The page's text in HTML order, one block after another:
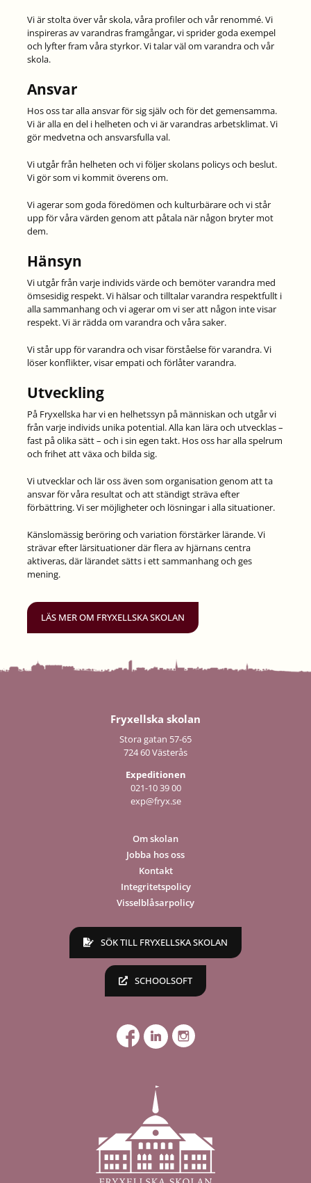
Vi är stolta över vår skola, våra profiler och vår renommé. Vi
inspireras av varandras framgångar, vi sprider goda exempel
och lyfter fram våra styrkor. Vi talar väl om varandra och vår
skola.
Ansvar
Hos oss tar alla ansvar för sig själv och för det gemensamma.
Vi är alla en del i helheten och vi är varandras arbetsklimat. Vi
gör medvetna och ansvarsfulla val.
Vi utgår från helheten och vi följer skolans policys och beslut.
Vi gör som vi kommit överens om.
Vi agerar som goda föredömen och kulturbärare och vi står
upp för våra värden genom att påtala när någon bryter mot
dem.
Hänsyn
Vi utgår från varje individs värde och bemöter varandra med
ömsesidig respekt. Vi hälsar och tilltalar varandra respektfullt i
alla sammanhang och vi agerar om vi ser att någon inte visar
respekt. Vi är rädda om varandra och våra saker.
Vi står upp för varandra och visar förståelse för varandra. Vi
löser konflikter, visar empati och förlåter varandra.
Utveckling
På Fryxellska har vi en helhetssyn på människan och utgår vi
från varje individs unika potential. Alla kan lära och utvecklas –
fast på olika sätt – och i sin egen takt. Hos oss har alla spelrum
och frihet att växa och bilda sig.
Vi utvecklar och lär oss även som organisation genom att ta
ansvar för våra resultat och att ständigt sträva efter
förbättring. Vi ser möjligheter och lösningar i alla situationer.
Känslomässig beröring och variation förstärker lärande. Vi
strävar efter lärsituationer där flera av hjärnans centra
aktiveras, där lärandet sätts i ett sammanhang och ges
mening.
LÄS MER OM FRYXELLSKA SKOLAN
Fryxellska skolan
Stora gatan 57-65
724 60 Västerås
Expeditionen
021-10 39 00
exp@fryx.se
Om skolan
Jobba hos oss
Kontakt
Integritetspolicy
Visselblåsarpolicy
SÖK TILL FRYXELLSKA SKOLAN
SCHOOLSOFT